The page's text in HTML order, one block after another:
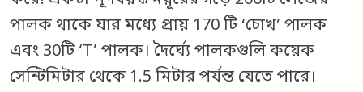
পালক থাকে যার মধ্যে প্রায় 170 টি ‘চোখ’ পালক
এবং 30টি ‘T’ পালক। দৈর্ঘ্যে পালকগুলি কয়েক
সেন্টিমিটার থেকে 1.5 মিটার পর্যন্ত যেতে পারে।